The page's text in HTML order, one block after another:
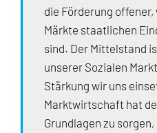
die Förderung
Märkte staatlichen
sind. Der Mittelstand
unserer Sozialen
Stärkung wir uns
Marktwirtschaft hat
Grundlagen zu